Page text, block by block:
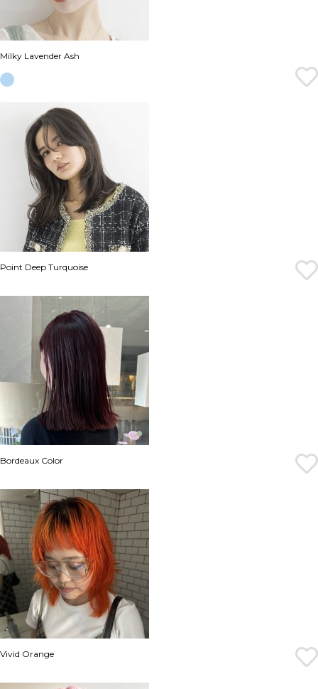
Milky Lavender Ash
Point Deep Turquoise
Bordeaux Color
Vivid Orange